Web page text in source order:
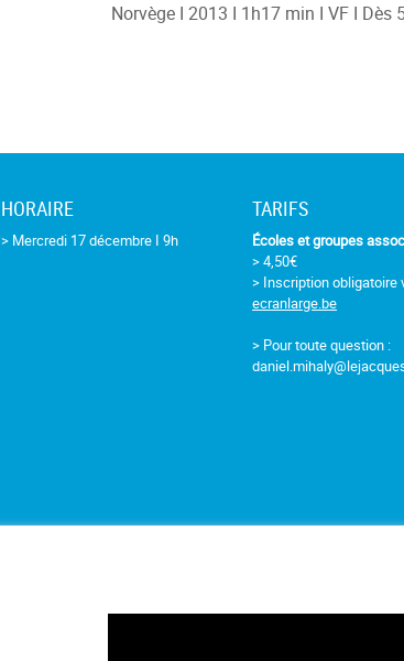
Norvège I 2013 I 1h17 min I VF I Dès
HORAIRE
> Mercredi 17 décembre I 9h
TARIFS
Écoles et groupes
> 4,50€
> Inscription obligatoire
ecranlarge.be
> Pour toute question :